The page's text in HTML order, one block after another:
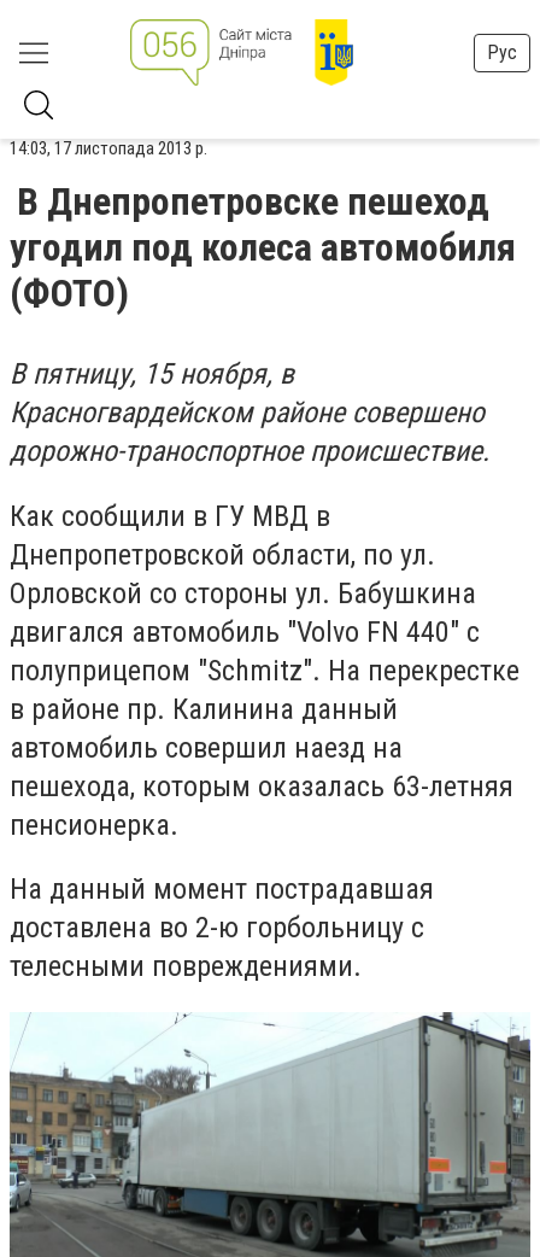
Рус
14:03, 17 листопада 2013 р.
В Днепропетровске пешеход
угодил под колеса автомобиля
(ФОТО)
В пятницу, 15 ноября, в
Красногвардейском районе совершено
дорожно-траноспортное происшествие.
Как сообщили в ГУ МВД в
Днепропетровской области, по ул.
Орловской со стороны ул. Бабушкина
двигался автомобиль "Volvo FN 440" с
полуприцепом "Schmitz". На перекрестке
в районе пр. Калинина данный
автомобиль совершил наезд на
пешехода, которым оказалась 63-летняя
пенсионерка.
На данный момент пострадавшая
доставлена во 2-ю горбольницу с
телесными повреждениями.